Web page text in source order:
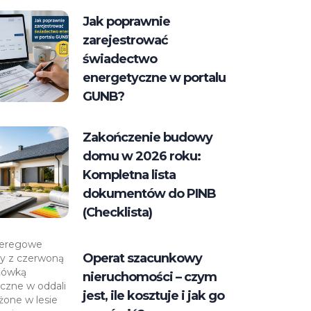
Jak poprawnie
zarejestrować
świadectwo
energetyczne w portalu
GUNB?
Zakończenie budowy
domu w 2026 roku:
Kompletna lista
dokumentów do PINB
(Checklista)
Operat szacunkowy
nieruchomości – czym
jest, ile kosztuje i jak go